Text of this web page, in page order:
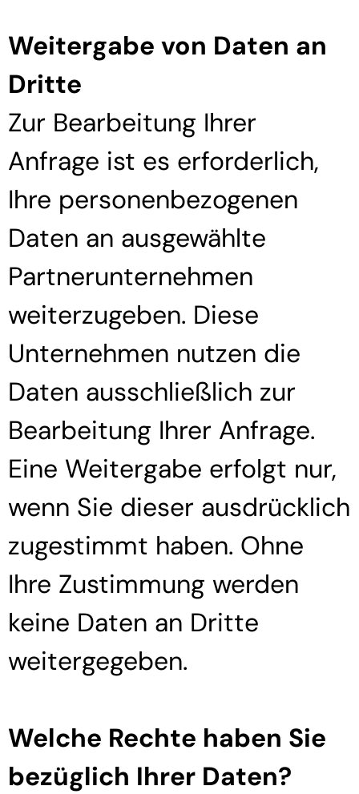
Weitergabe von Daten an
Dritte
Zur Bearbeitung Ihrer
Anfrage ist es erforderlich,
Ihre personenbezogenen
Daten an ausgewählte
Partnerunternehmen
weiterzugeben. Diese
Unternehmen nutzen die
Daten ausschließlich zur
Bearbeitung Ihrer Anfrage.
Eine Weitergabe erfolgt nur,
wenn Sie dieser ausdrücklich
zugestimmt haben. Ohne
Ihre Zustimmung werden
keine Daten an Dritte
weitergegeben.
Welche Rechte haben Sie
bezüglich Ihrer Daten?